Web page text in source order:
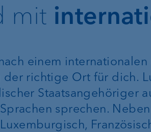
mit
einem
der richtige Ort für dich.
Staatsangehöriger
sprechen.